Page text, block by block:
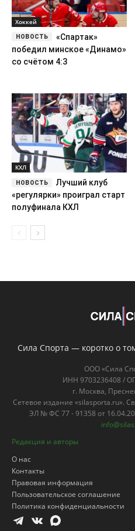
Хоккей
«Спартак»
победил минское «Динамо»
со счётом 4:3
КХЛ
Лучший клуб
«регулярки» проиграл старт
полуфинала КХЛ
Сила Спорта — коротко о
ООО «Сила
ИНН 9703236408 /
г. Москва,
Сетевое издание «silasporta.ru».
ЭЛ № ФС 77 - 91358 от
Редакция и авторы
О нас
Контакты
Правовая информация
Пользовательское соглашение
Политика конфиденциальности